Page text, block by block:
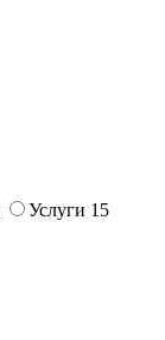
Услуги 15